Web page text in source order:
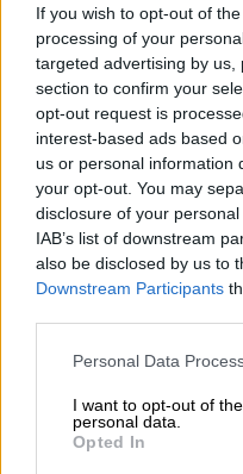
If you wish to opt-out of
processing of your
targeted advertising by
section to confirm your
opt-out request is
interest-based ads based
us or personal information
your opt-out. You may
disclosure of your
IAB’s list of downstream
also be disclosed by us to
Downstream Participants
Please note that this
not limited to your visit or
grant or deny consent to
use your data for below
Personal Data
I want to opt-out of
personal data.
Opted In
Χρειάζεται
γίνουν οι
ΓΠΣ/ΤΧΣ σύμφωνα